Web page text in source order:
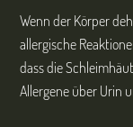
Wenn der Körper
allergische
dass die
Allergene über Urin